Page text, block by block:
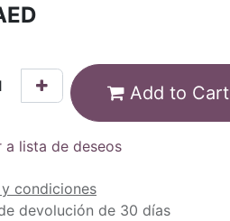
Add to Cart
a lista de deseos
condiciones
devolución de 30 días